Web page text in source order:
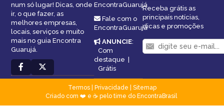
num só lugar! Dicas, onde
ir, o que fazer, as
melhores empresas,
locais, serviços e muito
mais no guia Encontra
Guarujá.
EncontraGuarujá
Fale com o
EncontraGuarujá
ANUNCIE:
Com
destaque |
Grátis
Receba grátis as
principais notícias,
dicas e promoções
Termos| Privacidade
Sitemap
Criado com ❤️ e ☕ pelo time do EncontraBrasil